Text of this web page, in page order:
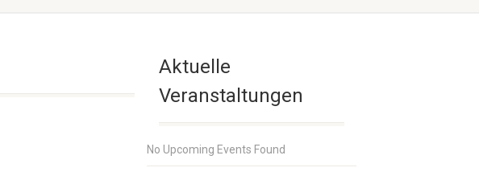
Aktuelle
Veranstaltungen
No Upcoming Events Found